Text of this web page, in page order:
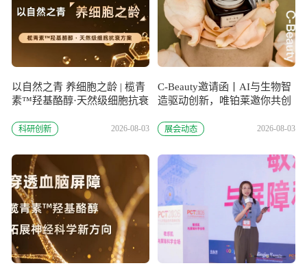
以自然之青 养细胞之龄 | 榄青
素™羟基酪醇·天然级细胞抗衰
科研创新 2026-08-03
C-Beauty邀请函丨AI与生物智
造驱动创新，唯铂莱邀你共创
展会动态 2026-08-03